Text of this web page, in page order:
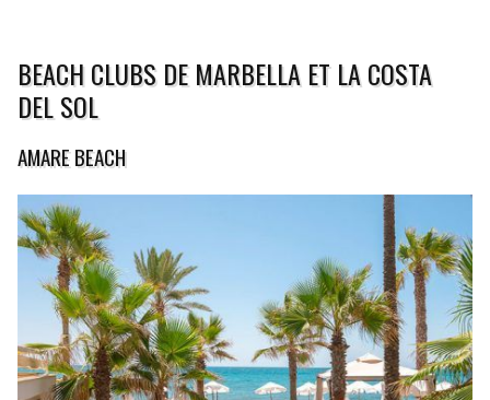
BEACH CLUBS DE MARBELLA ET LA COSTA
DEL SOL
AMARE BEACH